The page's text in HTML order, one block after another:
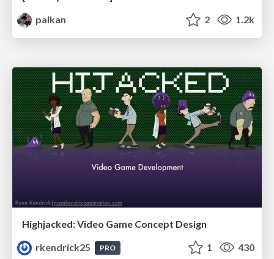
palkan
2 1.2k
Highjacked: Video Game Concept Design
rkendrick25
PRO 1 430